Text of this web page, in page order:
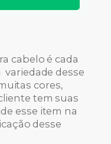
cabelo é cada
desse
cores,
tem suas
esse item na
desse